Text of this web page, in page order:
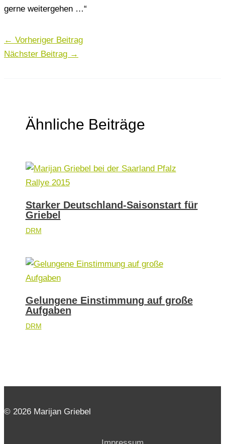
gerne weitergehen …“
← Vorheriger Beitrag
Nächster Beitrag →
Ähnliche Beiträge
Starker Deutschland-Saisonstart für
Griebel
DRM
Gelungene Einstimmung auf große
Aufgaben
DRM
© 2026 Marijan Griebel